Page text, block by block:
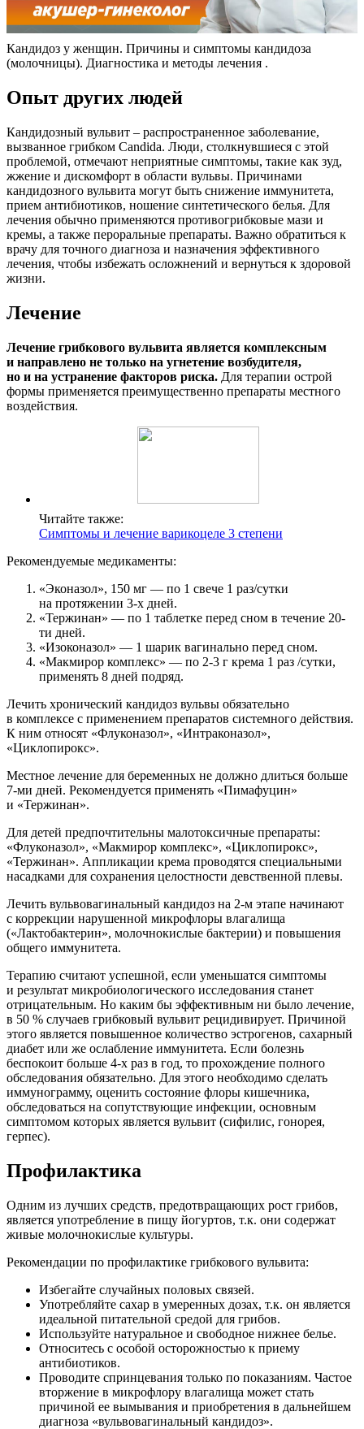
Кандидоз у женщин. Причины и симптомы кандидоза
(молочницы). Диагностика и методы лечения .
Опыт других людей
Кандидозный вульвит – распространенное заболевание,
вызванное грибком Candida. Люди, столкнувшиеся с этой
проблемой, отмечают неприятные симптомы, такие как зуд,
жжение и дискомфорт в области вульвы. Причинами
кандидозного вульвита могут быть снижение иммунитета,
прием антибиотиков, ношение синтетического белья. Для
лечения обычно применяются противогрибковые мази и
кремы, а также пероральные препараты. Важно обратиться к
врачу для точного диагноза и назначения эффективного
лечения, чтобы избежать осложнений и вернуться к здоровой
жизни.
Лечение
Лечение грибкового вульвита является комплексным
и направлено не только на угнетение возбудителя,
но и на устранение факторов риска. Для терапии острой
формы применяется преимущественно препараты местного
воздействия.
Читайте также:
Симптомы и лечение варикоцеле 3 степени
Рекомендуемые медикаменты:
«Эконазол», 150 мг — по 1 свече 1 раз/сутки
на протяжении 3-х дней.
«Тержинан» — по 1 таблетке перед сном в течение 20-
ти дней.
«Изоконазол» — 1 шарик вагинально перед сном.
«Макмирор комплекс» — по 2-3 г крема 1 раз /сутки,
применять 8 дней подряд.
Лечить хронический кандидоз вульвы обязательно
в комплексе с применением препаратов системного действия.
К ним относят «Флуконазол», «Интраконазол»,
«Циклопирокс».
Местное лечение для беременных не должно длиться больше
7-ми дней. Рекомендуется применять «Пимафуцин»
и «Тержинан».
Для детей предпочтительны малотоксичные препараты:
«Флуконазол», «Макмирор комплекс», «Циклопирокс»,
«Тержинан». Аппликации крема проводятся специальными
насадками для сохранения целостности девственной плевы.
Лечить вульвовагинальный кандидоз на 2-м этапе начинают
с коррекции нарушенной микрофлоры влагалища
(«Лактобактерин», молочнокислые бактерии) и повышения
общего иммунитета.
Терапию считают успешной, если уменьшатся симптомы
и результат микробиологического исследования станет
отрицательным. Но каким бы эффективным ни было лечение,
в 50 % случаев грибковый вульвит рецидивирует. Причиной
этого является повышенное количество эстрогенов, сахарный
диабет или же ослабление иммунитета. Если болезнь
беспокоит больше 4-х раз в год, то прохождение полного
обследования обязательно. Для этого необходимо сделать
иммунограмму, оценить состояние флоры кишечника,
обследоваться на сопутствующие инфекции, основным
симптомом которых является вульвит (сифилис, гонорея,
герпес).
Профилактика
Одним из лучших средств, предотвращающих рост грибов,
является употребление в пищу йогуртов, т.к. они содержат
живые молочнокислые культуры.
Рекомендации по профилактике грибкового вульвита:
Избегайте случайных половых связей.
Употребляйте сахар в умеренных дозах, т.к. он является
идеальной питательной средой для грибов.
Используйте натуральное и свободное нижнее белье.
Относитесь с особой осторожностью к приему
антибиотиков.
Проводите спринцевания только по показаниям. Частое
вторжение в микрофлору влагалища может стать
причиной ее вымывания и приобретения в дальнейшем
диагноза «вульвовагинальный кандидоз».